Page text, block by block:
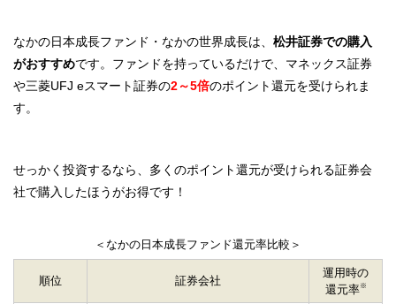
なかの日本成長ファンド・なかの世界成長は、 松井証券での購入
がおすすめです。ファンドを持っているだけで、マネックス証券
や三菱UFJ eスマート証券の2～5倍のポイント還元を受けられま
す。
せっかく投資するなら、多くのポイント還元が受けられる証券会
社で購入したほうがお得です！
＜なかの日本成長ファンド還元率比較＞
順位 証券会社
運用時の
還元率※